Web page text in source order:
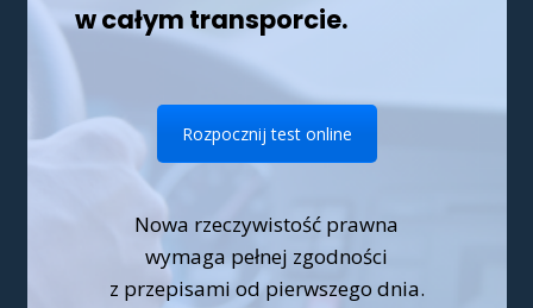
w całym transporcie.
Rozpocznij test online
Nowa rzeczywistość prawna
wymaga pełnej zgodności
z przepisami od pierwszego dnia.